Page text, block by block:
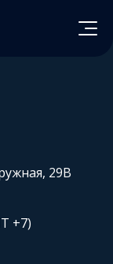
29В
+7)